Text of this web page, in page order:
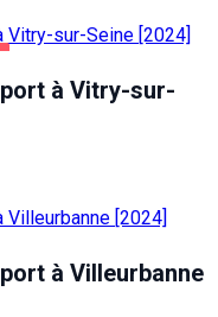
à Vitry-sur-
à Villeurbanne